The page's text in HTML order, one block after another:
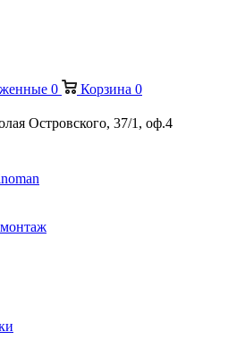
0 Корзина 0
Островского, 37/1, оф.4